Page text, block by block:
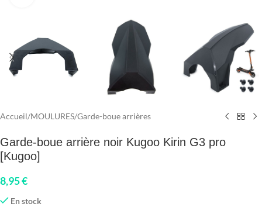
Accueil/MOULURES/Garde-boue arrières
Garde-boue arrière noir Kugoo Kirin G3 pro
[Kugoo]
8,95€
En stock